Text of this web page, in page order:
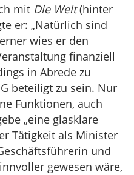
mit Die Welt(hinter
er: „Natürlich sind
wies er den
finanziell
in Abrede zu
beteiligt zu sein. Nur
Funktionen, auch
„eine glasklare
Tätigkeit als Minister
und
gewesen wäre,